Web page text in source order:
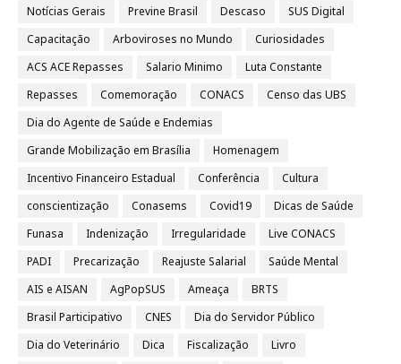
Notícias Gerais
Previne Brasil Descaso
SUS Digital
Capacitação
Arboviroses no Mundo
Curiosidades
ACS ACE Repasses
Salario Minimo
Luta Constante
Repasses
Comemoração CONACS
Censo das UBS
Dia do Agente de Saúde e Endemias
Grande Mobilização em Brasília
Homenagem
Incentivo Financeiro Estadual
Conferência
Cultura
conscientização
Conasems Covid19
Dicas de Saúde
Funasa
Indenização Irregularidade
Live CONACS
PADI
Precarização Reajuste Salarial
Saúde Mental
AIS e AISAN
AgPopSUS Ameaça
BRTS
Brasil Participativo
CNES
Dia do Servidor Público
Dia do Veterinário
Dica Fiscalização
Livro